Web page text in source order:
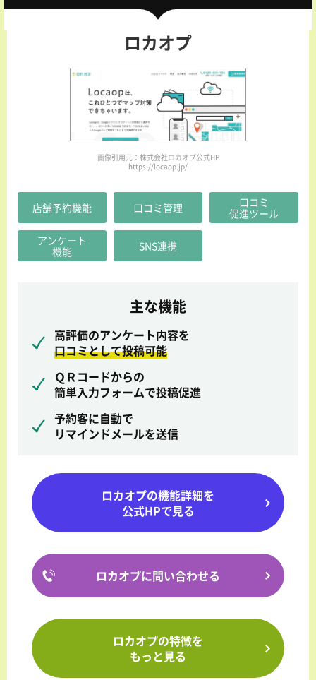
ロカオプ
画像引用元：株式会社ロカオプ公式HP
https://locaop.jp/
店舗予約機能 口コミ管理
口コミ
促進ツール
アンケート
機能
SNS連携
主な機能
高評価のアンケート内容を
口コミとして投稿可能
ＱＲコードからの
簡単入力フォームで投稿促進
予約客に自動で
リマインドメールを送信
ロカオプの機能詳細を
公式HPで見る
ロカオプに問い合わせる
ロカオプの特徴を
もっと見る